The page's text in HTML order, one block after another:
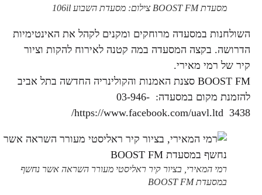
מסעדת BOOST FM צילום: מסעדת השבוע 106il
השולחנות במסעדה מרוחקים ומקנים לקהל את האינטימיות
הדרושה. בקצה המסעדה במה קטנה לאירוח להקות וציור
קיר של רמי מאירי.
BOOST FM סצנת האמנות והקולינריה החדשה בתל אביב
להזמנת מקום במסעדה: 03-946-
3438 https://www.facebook.com/uavl.ltd/
רמי המאירי, בציור קיר ראליסטי מעורר השראה אשר נחשף
במסעדת BOOST FM